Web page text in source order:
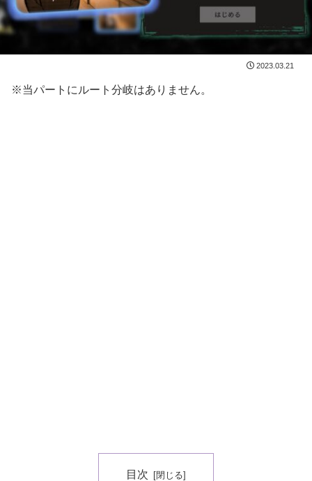
2023.03.21
※当パートにルート分岐はありません。
目次